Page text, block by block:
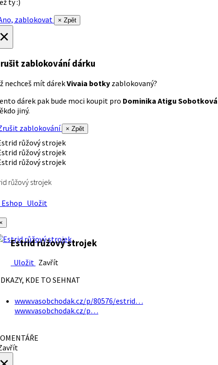
ty :)
zablokovat
× Zpět
zablokování dárku
nechceš mít dárekVivaia botky zablokovaný?
dárek pak bude moci koupit pro Dominika Atigu Sobotková
jiný.
zablokování
× Zpět
růžový strojek
Uložit
Estrid růžový strojek
Uložit Zavřít
KDE TO SEHNAT
www.vasobchodak.cz/p/80576/estrid…
www.vasobchodak.cz/p…